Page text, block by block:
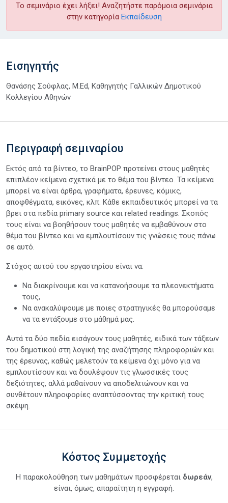
Το σεμινάριο έχει λήξει! Αναζητήστε παρόμοια σεμινάρια
στην κατηγορία Εκπαίδευση
Εισηγητής
Θανάσης Σούφλας, M.Ed, Καθηγητής Γαλλικών Δημοτικού
Κολλεγίου Αθηνών
Περιγραφή σεμιναρίου
Εκτός από τα βίντεο, το BrainPOP προτείνει στους μαθητές
επιπλέον κείμενα σχετικά με το θέμα του βίντεο. Τα κείμενα
μπορεί να είναι άρθρα, γραφήματα, έρευνες, κόμικς,
αποφθέγματα, εικόνες, κλπ. Κάθε εκπαιδευτικός μπορεί να τα
βρει στα πεδία primary source και related readings. Σκοπός
τους είναι να βοηθήσουν τους μαθητές να εμβαθύνουν στο
θέμα του βίντεο και να εμπλουτίσουν τις γνώσεις τους πάνω
σε αυτό.
Στόχος αυτού του εργαστηρίου είναι να:
Να διακρίνουμε και να κατανοήσουμε τα πλεονεκτήματα
τους,
Να ανακαλύψουμε με ποιες στρατηγικές θα μπορούσαμε
να τα εντάξουμε στο μάθημά μας.
Αυτά τα δύο πεδία εισάγουν τους μαθητές, ειδικά των τάξεων
του δημοτικού στη λογική της αναζήτησης πληροφοριών και
της έρευνας, καθώς μελετούν τα κείμενα όχι μόνο για να
εμπλουτίσουν και να δουλέψουν τις γλωσσικές τους
δεξιότητες, αλλά μαθαίνουν να αποδελτιώνουν και να
συνθέτουν πληροφορίες αναπτύσσοντας την κριτική τους
σκέψη.
Κόστος Συμμετοχής
Η παρακολούθηση των μαθημάτων προσφέρεται δωρεάν,
είναι, όμως, απαραίτητη η εγγραφή.